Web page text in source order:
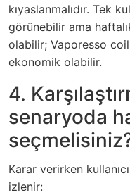
kıyaslanmalıdır. Tek
görünebilir ama
olabilir; Vaporesso
ekonomik olabilir.
4.
senaryoda
Karar verirken
izlenir: